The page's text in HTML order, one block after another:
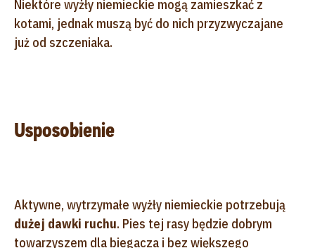
Niektóre wyżły niemieckie mogą zamieszkać z
kotami, jednak muszą być do nich przyzwyczajane
już od szczeniaka.
Usposobienie
Aktywne, wytrzymałe wyżły niemieckie potrzebują
dużej dawki ruchu. Pies tej rasy będzie dobrym
towarzyszem dla biegacza i bez większego